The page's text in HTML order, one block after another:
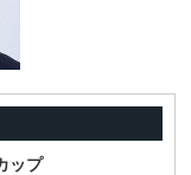
ップ